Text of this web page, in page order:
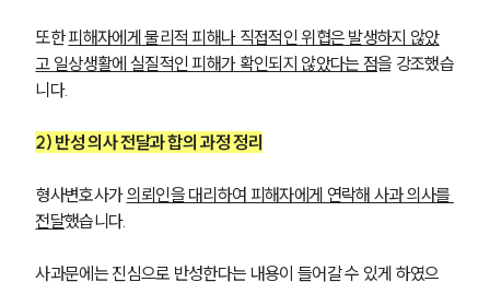
또한 피해자에게 물리적 피해나 직접적인 위협은 발생하지 않았
고 일상생활에 실질적인 피해가 확인되지 않았다는 점을 강조했습
니다.
2) 반성 의사 전달과 합의 과정 정리
형사변호사가 의뢰인을 대리하여 피해자에게 연락해 사과 의사를
전달했습니다.
사과문에는 진심으로 반성한다는 내용이 들어갈 수 있게 하였으